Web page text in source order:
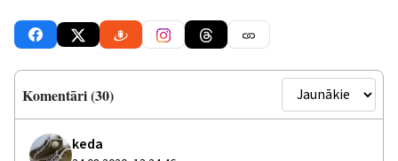
Komentāri (30)
keda